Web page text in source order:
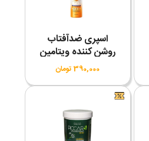
اسپری ضدآفتاب
روشن کننده ویتامین
390,000 تومان